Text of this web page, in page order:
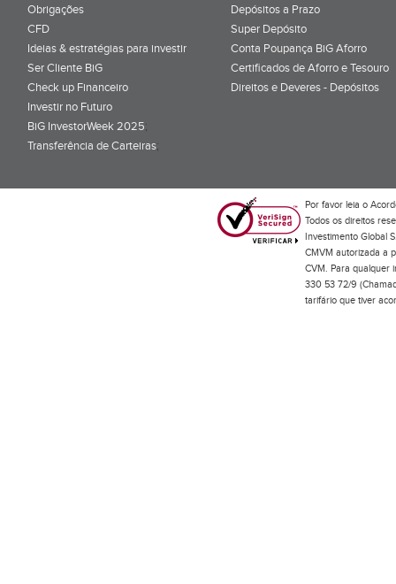
Obrigações
CFD
Ideias & estratégias para investir
Ser Cliente BiG
Check up Financeiro
Investir no Futuro
BiG InvestorWeek 2025;
Transferência de Carteiras;
Depósitos a Prazo
Super Depósito
Conta Poupança BiG Aforro
Certificados de Aforro e Tesouro
Direitos e Deveres - Depósitos
Por favor leia o
Todos os direitos
Investimento Global
CMVM autorizada a
CVM. Para qualquer
330 53 72/9
tarifário que tiver